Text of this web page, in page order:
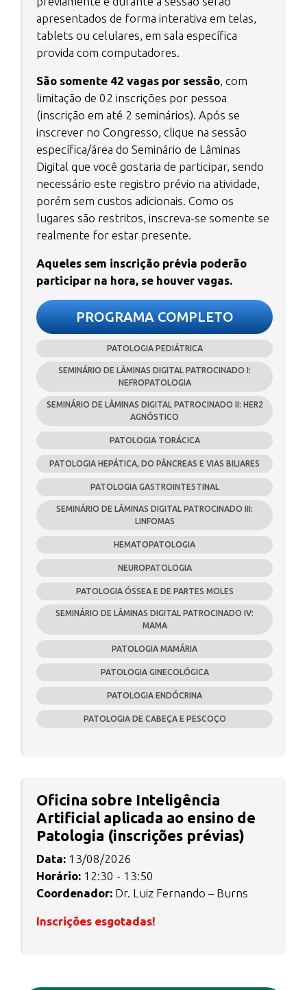
apresentados de forma interativa em telas,
tablets ou celulares, em sala específica
provida com computadores.
São somente 42 vagas por sessão, com
limitação de 02 inscrições por pessoa
(inscrição em até 2 seminários). Após se
inscrever no Congresso, clique na sessão
específica/área do Seminário de Lâminas
Digital que você gostaria de participar, sendo
necessário este registro prévio na atividade,
porém sem custos adicionais. Como os
lugares são restritos, inscreva-se somente se
realmente for estar presente.
Aqueles sem inscrição prévia poderão
participar na hora, se houver vagas.
PROGRAMA COMPLETO
PATOLOGIA PEDIÁTRICA
SEMINÁRIO DE LÂMINAS DIGITAL PATROCINADO I:
NEFROPATOLOGIA
SEMINÁRIO DE LÂMINAS DIGITAL PATROCINADO II: HER2
AGNÓSTICO
PATOLOGIA TORÁCICA
PATOLOGIA HEPÁTICA, DO PÂNCREAS E VIAS BILIARES
PATOLOGIA GASTROINTESTINAL
SEMINÁRIO DE LÂMINAS DIGITAL PATROCINADO III:
LINFOMAS
HEMATOPATOLOGIA
NEUROPATOLOGIA
PATOLOGIA ÓSSEA E DE PARTES MOLES
SEMINÁRIO DE LÂMINAS DIGITAL PATROCINADO IV:
MAMA
PATOLOGIA MAMÁRIA
PATOLOGIA GINECOLÓGICA
PATOLOGIA ENDÓCRINA
PATOLOGIA DE CABEÇA E PESCOÇO
Oficina sobre Inteligência
Artificial aplicada ao ensino de
Patologia (inscrições prévias)
Data: 13/08/2026
Horário: 12:30 - 13:50
Coordenador: Dr. Luiz Fernando – Burns
Inscrições esgotadas!